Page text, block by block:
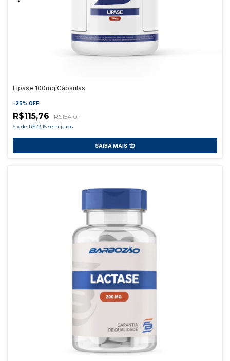
Lipase 100mg Cápsulas
-25% OFF
R$115,76 R$154,01
5 x de R$23,15 sem juros
SAIBA MAIS